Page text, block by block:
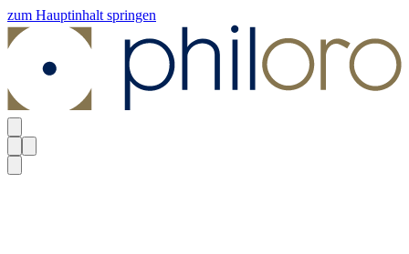
zum Hauptinhalt springen